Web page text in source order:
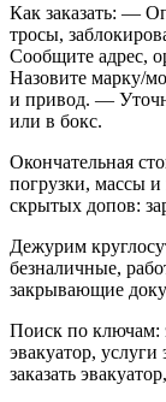
Как заказать: —
тросы,
Сообщите адрес,
Назовите марку/
и привод. —
или в бокс.
Окончательная
погрузки, массы и
скрытых допов:
Дежурим
безналичные,
закрывающие
Поиск по ключам:
эвакуатор, услуги
заказать